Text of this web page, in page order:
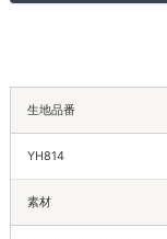
生地品番
YH814
素材